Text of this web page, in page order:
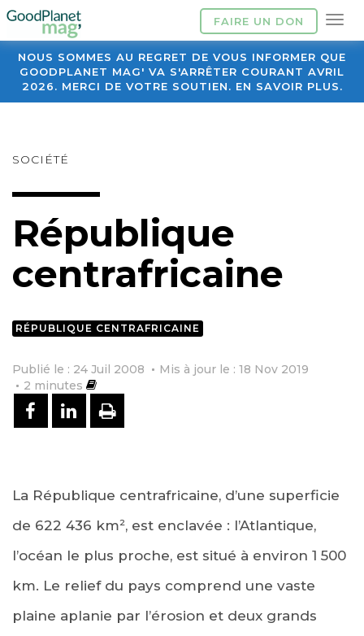
FAIRE UN DON
NOUS SOMMES AU REGRET DE VOUS INFORMER QUE
GOODPLANET MAG' VA S'ARRÊTER COURANT AVRIL
2026. MERCI DE VOTRE SOUTIEN. EN SAVOIR PLUS.
SOCIÉTÉ
République
centrafricaine
RÉPUBLIQUE CENTRAFRICAINE
Publié le : 24 Juil 2008
Mis à jour le : 18 Nov 2019
2 minutes
PARTAGER SUR FACEBOOK
PARTAGER SUR LINKEDIN
IMPRIMER
La République centrafricaine, d’une superficie
de 622 436 km², est enclavée : l’Atlantique,
l’océan le plus proche, est situé à environ 1 500
km. Le relief du pays comprend une vaste
plaine aplanie par l’érosion et deux grands